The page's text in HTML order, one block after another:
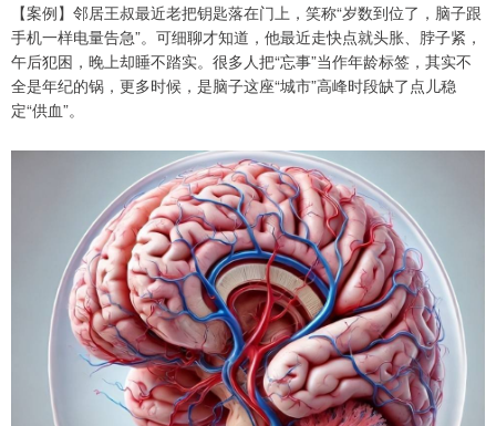
【案例】邻居王叔最近老把钥匙落在门上，笑称“岁数到位了，脑子跟
手机一样电量告急”。可细聊才知道，他最近走快点就头胀、脖子紧，
午后犯困，晚上却睡不踏实。很多人把“忘事”当作年龄标签，其实不
全是年纪的锅，更多时候，是脑子这座“城市”高峰时段缺了点儿稳
定“供血”。